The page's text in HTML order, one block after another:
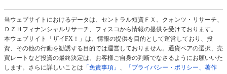
当ウェブサイトにおけるデータは、セントラル短資ＦＸ、クォンツ・リサーチ、
ＤＺＨフィナンシャルリサーチ、フィスコから情報の提供を受けております。
本ウェブサイト「ザイFX！」は、情報の提供を目的として運営しており、投
資、その他の行動を勧誘する目的では運営しておりません。通貨ペアの選択、売
買レートなど投資の最終決定は、お客様ご自身の判断でなさるようにお願いいた
します。さらに詳しいことは 「免責事項」 、
「プライバシー・ポリシー、著作